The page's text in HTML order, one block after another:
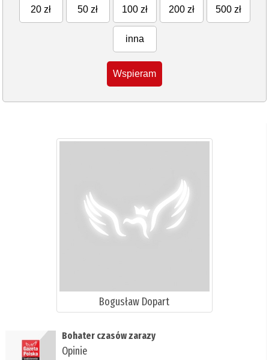
20 zł 50 zł 100 zł 200 zł 500 zł
inna
Wspieram
Bogusław Dopart
​Bohater czasów zarazy
Opinie